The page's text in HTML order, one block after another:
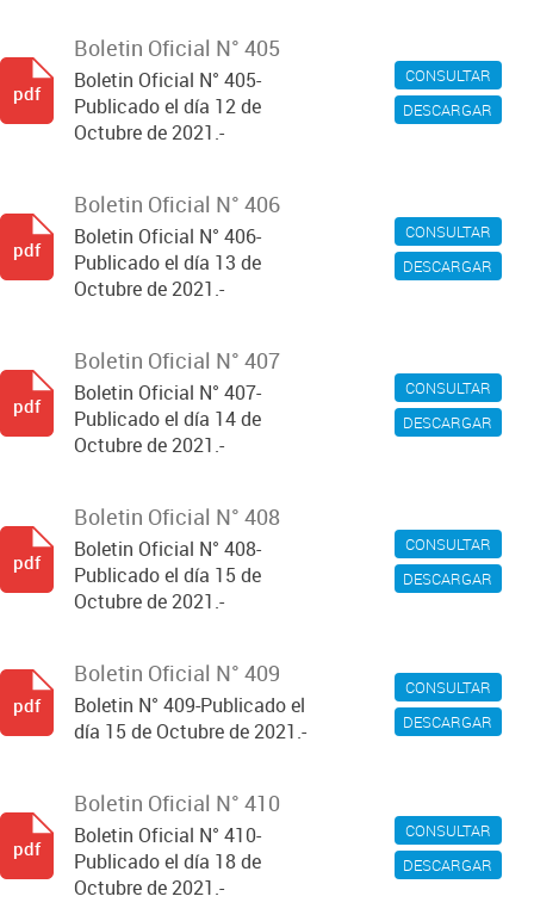
CONSULTAR
DESCARGAR
Boletin Oficial N° 405
Boletin Oficial N° 405-
Publicado el día 12 de
Octubre de 2021.-
pdf
CONSULTAR
DESCARGAR
Boletin Oficial N° 406
Boletin Oficial N° 406-
Publicado el día 13 de
Octubre de 2021.-
pdf
CONSULTAR
DESCARGAR
Boletin Oficial N° 407
Boletin Oficial N° 407-
Publicado el día 14 de
Octubre de 2021.-
pdf
CONSULTAR
DESCARGAR
Boletin Oficial N° 408
Boletin Oficial N° 408-
Publicado el día 15 de
Octubre de 2021.-
pdf
CONSULTAR
DESCARGAR
Boletin Oficial N° 409
Boletin N° 409-Publicado el
día 15 de Octubre de 2021.-
pdf
CONSULTAR
DESCARGAR
Boletin Oficial N° 410
Boletin Oficial N° 410-
Publicado el día 18 de
Octubre de 2021.-
pdf